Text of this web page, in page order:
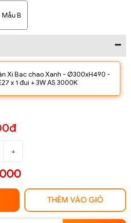
Mẫu B
Xi Bạc chao Xanh - Ø300xH490 -
x 1 đui + 3W AS 3000K
+
THÊM VÀO GIỎ